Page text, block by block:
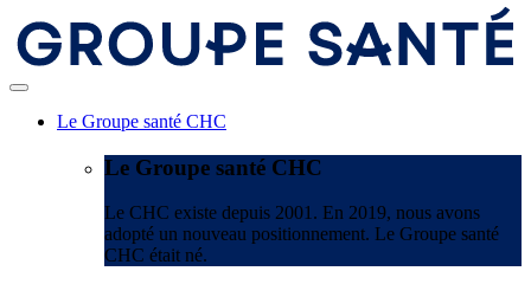
Le Groupe santé CHC
Le Groupe santé CHC
Le CHC existe depuis 2001. En 2019, nous avons
adopté un nouveau positionnement. Le Groupe santé
CHC était né.